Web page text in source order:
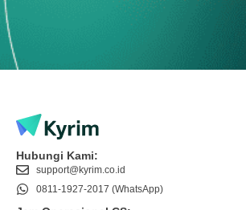
Hubungi Kami:
support@kyrim.co.id
0811-1927-2017 (WhatsApp)